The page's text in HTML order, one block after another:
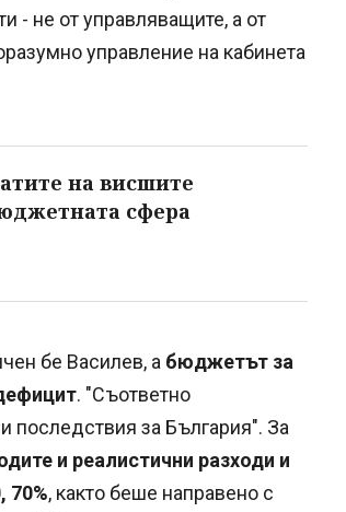
- не от управляващите, а от
управление на кабинета
на висшите
сфера
бе Василев, а бюджетът за
. "Съответно
последствия за България". За
и реалистични разходи и
70%, както беше направено с